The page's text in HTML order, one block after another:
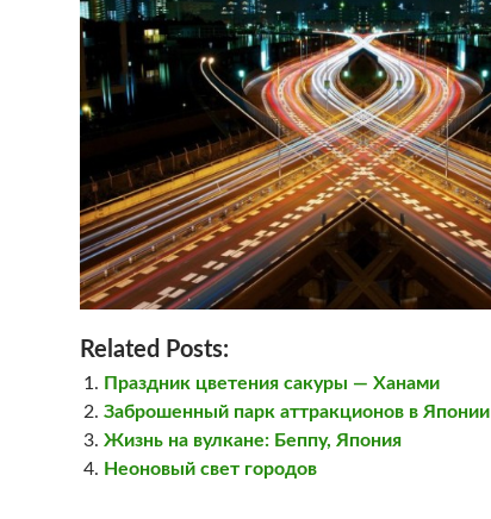
Related Posts:
Праздник цветения сакуры — Ханами
Заброшенный парк аттракционов в Японии
Жизнь на вулкане: Беппу, Япония
Неоновый свет городов